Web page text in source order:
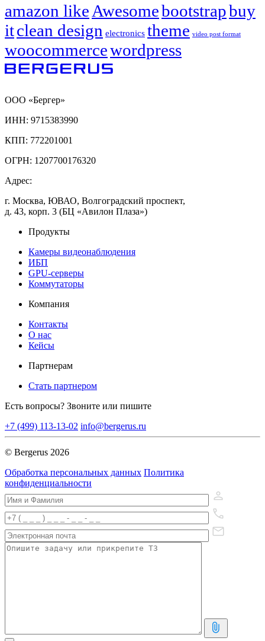
amazon like Awesomebootstrapbuy
itclean design electronics theme video post format
woocommercewordpress
ООО «Бергер»
ИНН: 9715383990
КПП: 772201001
ОГРН: 1207700176320
Адрес:
г. Москва, ЮВАО, Волгоградский проспект,
д. 43, корп. 3 (БЦ «Авилон Плаза»)
Продукты
Камеры видеонаблюдения
ИБП
GPU-серверы
Коммутаторы
Компания
Контакты
О нас
Кейсы
Партнерам
Стать партнером
Есть вопросы? Звоните или пишите
+7 (499) 113-13-02 info@bergerus.ru
© Bergerus 2026
Обработка персональных данных Политика
конфиденциальности